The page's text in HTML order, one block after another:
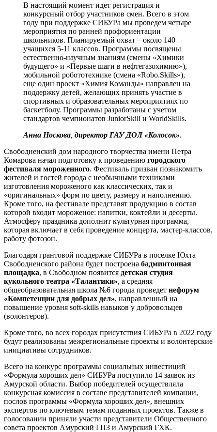
В настоящий момент идет регистрация и
конкурсный отбор участников смен. Всего в этом
году при поддержке СИБУРа мы проведем четыре
мероприятия по ранней профориентации
школьников. Планируемый охват – около 140
учащихся 5-11 классов. Программы посвящены
естественно-научным знаниям (смены «Химики
будущего» и «Первые шаги в нефтегазохимию»),
мобильной робототехнике (смена «Robo.Skills»),
еще один проект «Химия Команды» направлен на
поддержку детей, желающих принять участие в
спортивных и образовательных мероприятиях по
баскетболу. Программы разработаны с учетом
стандартов чемпионатов JuniorSkill и WorldSkills.
Анна Носкова директор ГАУ ДОЛ «Колосок».
Свободненский дом народного творчества имени Петра
Комарова начал подготовку к проведению городского
фестиваля мороженного. Фестиваль призван познакомить
жителей и гостей города с необычными техниками
изготовления мороженого как классических, так и
«оригинальных» форм по цвету, размеру и наполнению.
Кроме того, на фестивале представят продукцию в состав
которой входит мороженое: напитки, коктейли и десерты.
Атмосферу праздника дополнит культурная программа,
которая включает в себя проведение концерта, мастер-классов,
работу фотозон.
Благодаря грантовой поддержке СИБУРа в поселке Юхта
Свободненского района будет построена бадминтонная
площадка, в Свободном появится детская студия
кукольного театра «Талантики», а средняя
общеобразовательная школа №6 города проведет нефорум
«Компетенции для добрых дел», направленный на
повышение уровня soft-skills навыков у добровольцев
(волонтеров).
Кроме того, во всех городах присутствия СИБУРа в 2022 году
будут реализованы межрегиональные проекты и волонтерские
инициативы сотрудников.
Всего на конкурс программы социальных инвестиций
«Формула хороших дел» СИБУРа поступило 14 заявок из
Амурской области. Выбор победителей осуществляла
конкурсная комиссия в составе представителей компании,
послов программы «Формула хороших дел», внешних
экспертов по ключевым темам поданных проектов. Также в
голосовании приняли участи представители Общественного
совета проектов Амурский ГПЗ и Амурский ГХК.